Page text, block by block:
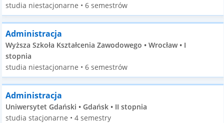
studia niestacjonarne • 6 semestrów
Administracja
Wyższa Szkoła Kształcenia Zawodowego • Wrocław • I
stopnia
studia niestacjonarne • 6 semestrów
Administracja
Uniwersytet Gdański • Gdańsk • II stopnia
studia stacjonarne • 4 semestry